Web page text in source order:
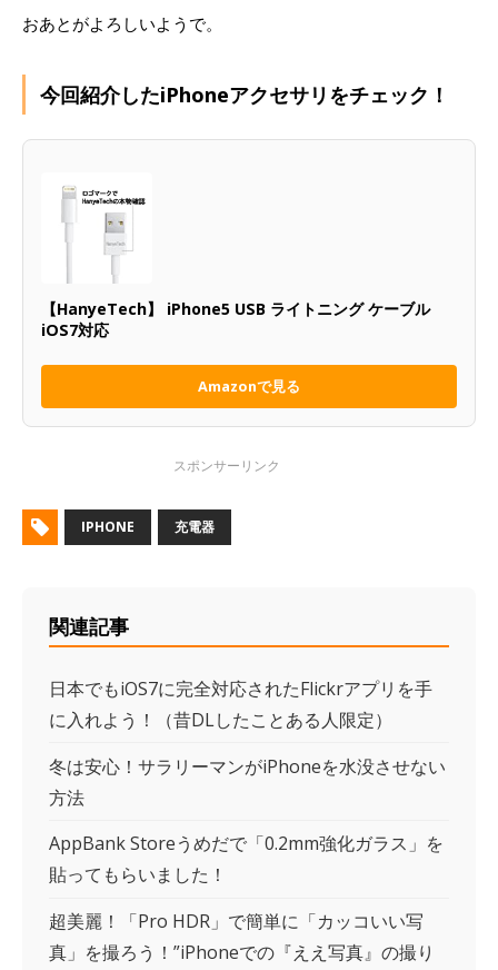
おあとがよろしいようで。
今回紹介したiPhoneアクセサリをチェック！
【HanyeTech】 iPhone5 USB ライトニング ケーブル
iOS7対応
Amazonで見る
IPHONE 充電器
関連記事
日本でもiOS7に完全対応されたFlickrアプリを手
に入れよう！（昔DLしたことある人限定）
冬は安心！サラリーマンがiPhoneを水没させない
方法
AppBank Storeうめだで「0.2mm強化ガラス」を
貼ってもらいました！
超美麗！「Pro HDR」で簡単に「カッコいい写
真」を撮ろう！”iPhoneでの『ええ写真』の撮り